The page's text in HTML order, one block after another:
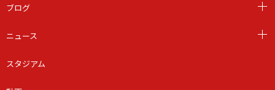
ブログ
ニュース
スタジアム